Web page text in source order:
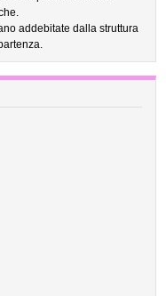
addebitate dalla struttura